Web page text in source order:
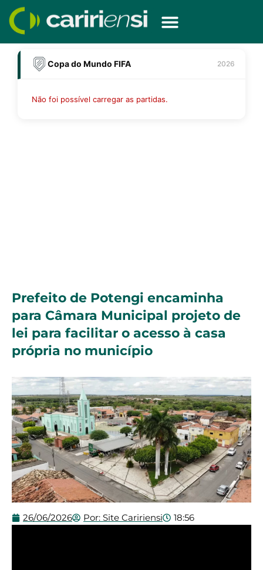
para
conteúdo
Copa do Mundo FIFA 2026
Não foi possível carregar as partidas.
Prefeito de Potengi encaminha
para Câmara Municipal projeto de
lei para facilitar o acesso à casa
própria no município
26/06/2026 Por: Site Caririensi 18:56